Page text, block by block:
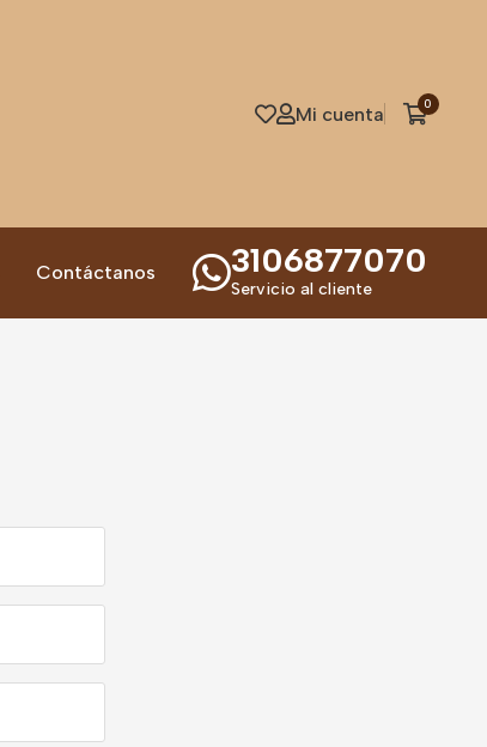
Mi cuenta 0
Contáctanos 3106877070
Servicio al cliente